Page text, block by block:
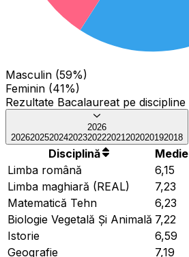
Masculin (59%)
Feminin (41%)
Rezultate Bacalaureat pe discipline
2026
202620252024202320222021 202020192018
Disciplină Medie
Limba română
6,15
Limba maghiară (REAL)
7,23
Matematică Tehn
6,23
Biologie Vegetală Și Animală 7,22
Istorie
6,59
Geografie
7,19